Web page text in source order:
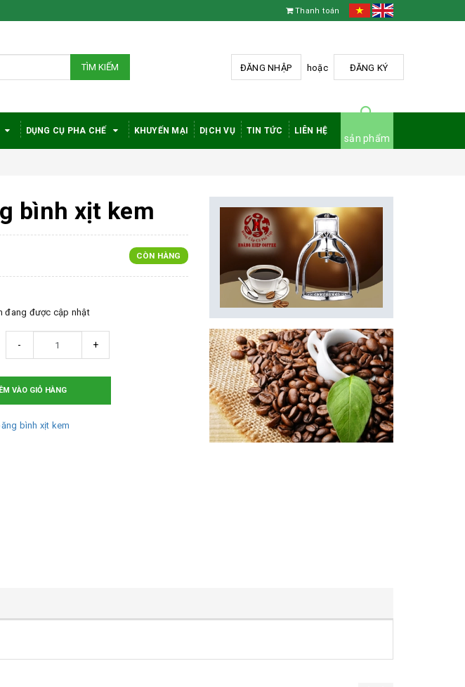
Thanh toán
TÌM KIẾM ĐĂNG NHẬP hoặc ĐĂNG KÝ
DỤNG CỤ PHA CHẾ KHUYẾN MẠI DỊCH VỤ TIN TỨC LIÊN HỆ
sản phẩm
bình xịt kem
CÒN HÀNG
đang được cập nhật
- +
VÀO GIỎ HÀNG
bình xịt kem